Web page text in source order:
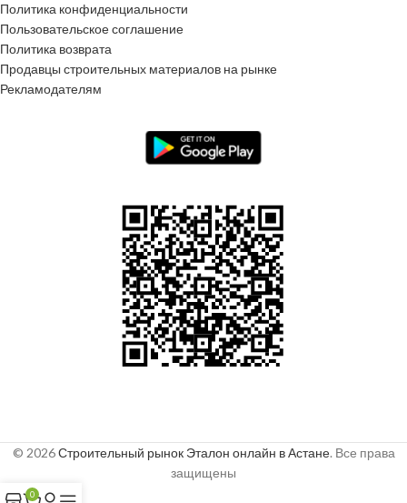
Политика конфиденциальности
Пользовательское соглашение
Политика возврата
Продавцы строительных материалов на рынке
Рекламодателям
© 2026Строительный рынок Эталон онлайн в Астане. Все права
защищены
0